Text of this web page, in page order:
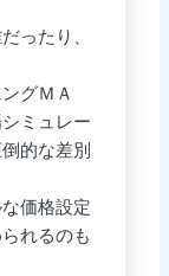
ったり、
グＭＡ
ミュレー
的な差別
価格設定
れるのも